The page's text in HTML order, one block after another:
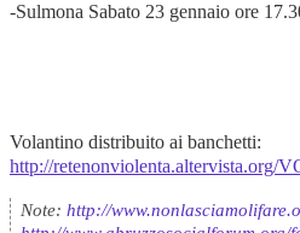
-Sulmona Sabato 23 gennaio ore
Volantino distribuito ai banchetti:
http://retenonviolenta.altervista.org/
Note: http://